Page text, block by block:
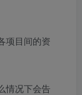
项目间的资
情况下会告